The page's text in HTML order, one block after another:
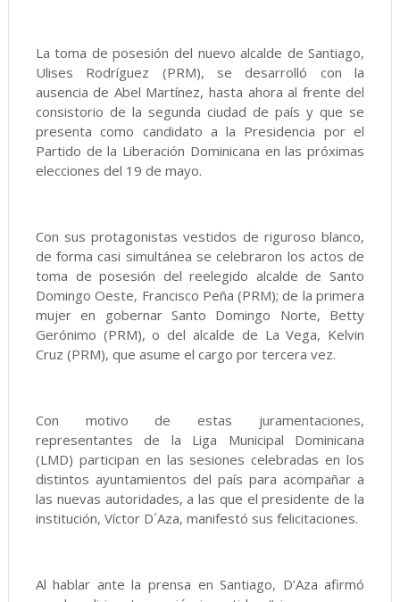
La toma de posesión del nuevo alcalde de Santiago,
Ulises Rodríguez (PRM), se desarrolló con la
ausencia de Abel Martínez, hasta ahora al frente del
consistorio de la segunda ciudad de país y que se
presenta como candidato a la Presidencia por el
Partido de la Liberación Dominicana en las próximas
elecciones del 19 de mayo.
Con sus protagonistas vestidos de riguroso blanco,
de forma casi simultánea se celebraron los actos de
toma de posesión del reelegido alcalde de Santo
Domingo Oeste, Francisco Peña (PRM); de la primera
mujer en gobernar Santo Domingo Norte, Betty
Gerónimo (PRM), o del alcalde de La Vega, Kelvin
Cruz (PRM), que asume el cargo por tercera vez.
Con motivo de estas juramentaciones,
representantes de la Liga Municipal Dominicana
(LMD) participan en las sesiones celebradas en los
distintos ayuntamientos del país para acompañar a
las nuevas autoridades, a las que el presidente de la
institución, Víctor D´Aza, manifestó sus felicitaciones.
Al hablar ante la prensa en Santiago, D’Aza afirmó